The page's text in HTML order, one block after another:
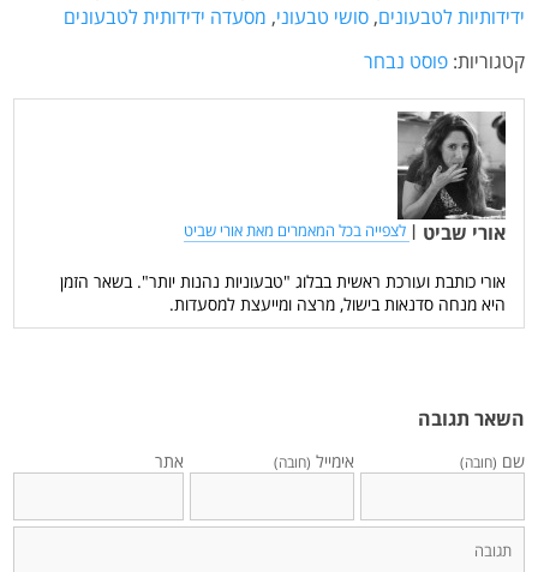
ידידותיות לטבעונים, סושי טבעוני, מסעדה ידידותית לטבעונים
קטגוריות: פוסט נבחר
אורי שביט | לצפייה בכל המאמרים מאת אורי שביט
אורי כותבת ועורכת ראשית בבלוג "טבעוניות נהנות יותר". בשאר הזמן
היא מנחה סדנאות בישול, מרצה ומייעצת למסעדות.
השאר תגובה
שם (חובה) אימייל (חובה) אתר